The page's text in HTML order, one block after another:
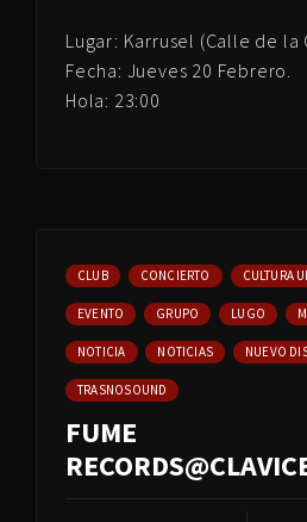
Lugar: Karrusel (Calle de la
Fecha: Jueves 20 Febrero.
Hola: 23:00
CLUB CONCIERTO CULTURA
EVENTO GRUPO LUGO
NOTICIA NOTICIAS NUEVO
TRASNOSOUND
FUME